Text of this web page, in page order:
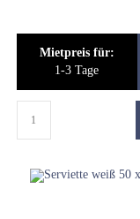
Mietpreis für:
1-3 Tage